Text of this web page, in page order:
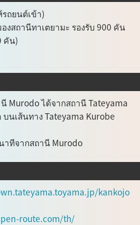
ถยนต์เข้า)
งสถานีทาเตยามะ รองรับ 900 คัน
คัน)
นี Murodo ได้จากสถานี Tateyama
นเส้นทาง Tateyama Kurobe
าทีจากสถานี Murodo
kankojo
route.com/th/